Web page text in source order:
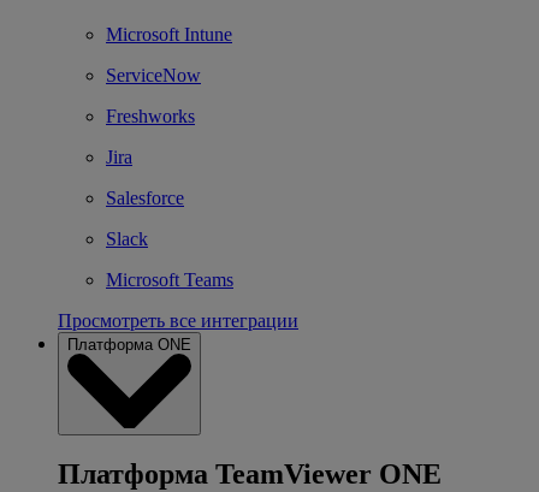
Microsoft Intune
ServiceNow
Freshworks
Jira
Salesforce
Slack
Microsoft Teams
Просмотреть все интеграции
Платформа ONE
Платформа TeamViewer ONE